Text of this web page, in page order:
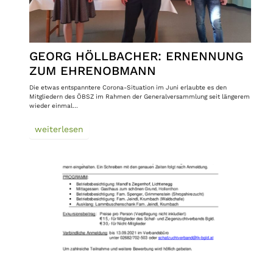
GEORG HÖLLBACHER: ERNENNUNG
ZUM EHRENOBMANN
Die etwas entspanntere Corona-Situation im Juni erlaubte es den
Mitgliedern des ÖBSZ im Rahmen der Generalversammlung seit längerem
wieder einmal…
weiterlesen